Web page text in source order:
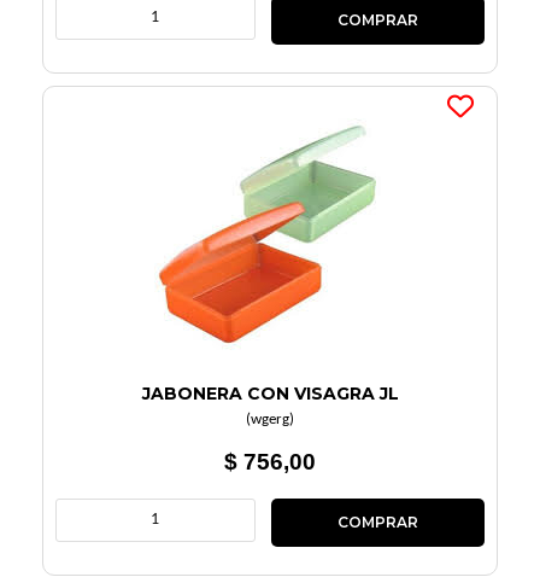
JABONERA CON VISAGRA JL
(wgerg)
$ 756,00